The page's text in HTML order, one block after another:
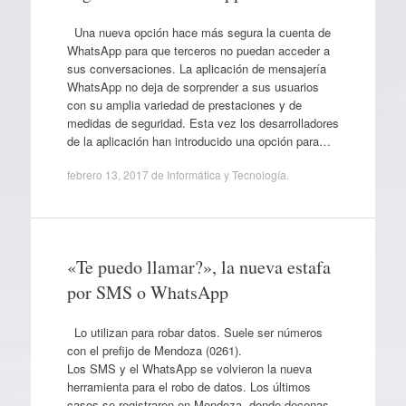
Una nueva opción hace más segura la cuenta de
WhatsApp para que terceros no puedan acceder a
sus conversaciones. La aplicación de mensajería
WhatsApp no deja de sorprender a sus usuarios
con su amplia variedad de prestaciones y de
medidas de seguridad. Esta vez los desarrolladores
de la aplicación han introducido una opción para…
febrero 13, 2017 de Informática y Tecnología
«Te puedo llamar?», la nueva estafa
por SMS o WhatsApp
Lo utilizan para robar datos. Suele ser números
con el prefijo de Mendoza (0261).
Los SMS y el WhatsApp se volvieron la nueva
herramienta para el robo de datos. Los últimos